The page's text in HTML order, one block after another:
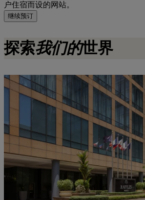
户住宿而设的网站。
继续预订
探索我们的世界